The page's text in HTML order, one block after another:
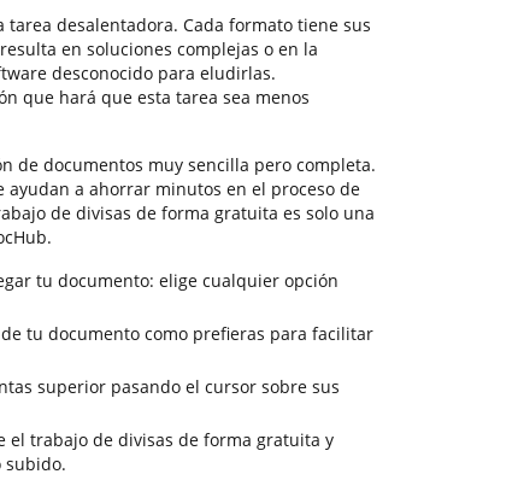
desalentadora. Cada formato tiene sus
en soluciones complejas o en la
desconocido para eludirlas.
que hará que esta tarea sea menos
de documentos muy sencilla pero completa.
ayudan a ahorrar minutos en el proceso de
de divisas de forma gratuita es solo una
tu documento: elige cualquier opción
tu documento como prefieras para facilitar
superior pasando el cursor sobre sus
el trabajo de divisas de forma gratuita y
subido.